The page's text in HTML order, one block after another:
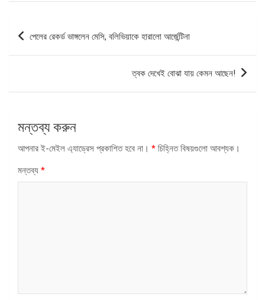
পোস্ট
পেলের রেকর্ড ভাঙ্গলেন মেসি, বলিভিয়াকে হারালো আর্জেন্টিনা
ত্বক দেখেই বোঝা যায় কেমন আছেন!
মন্তব্য করুন
আপনার ই-মেইল এ্যাড্রেস প্রকাশিত হবে না। * চিহ্নিত বিষয়গুলো আবশ্যক।
মন্তব্য *